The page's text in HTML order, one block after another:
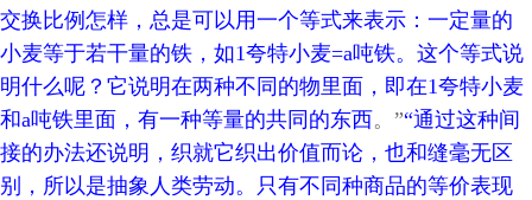
交换比例怎样，总是可以用一个等式来表示：一定量的
小麦等于若干量的铁，如1夸特小麦=a吨铁。这个等式说
明什么呢？它说明在两种不同的物里面，即在1夸特小麦
和a吨铁里面，有一种等量的共同的东西。”“通过这种间
接的办法还说明，织就它织出价值而论，也和缝毫无区
别，所以是抽象人类劳动。只有不同种商品的等价表现